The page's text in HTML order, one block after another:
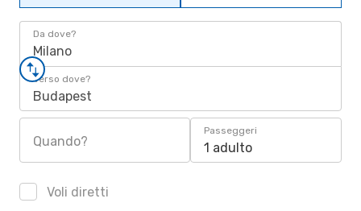
Da dove?
Milano
Verso dove?
Budapest
Quando?
Passeggeri
1 adulto
Voli diretti